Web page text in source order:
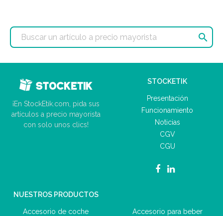

¡En StockEtik.com, pida sus
artículos a precio mayorista
con solo unos clics!
STOCKETIK
Presentación
Funcionamiento
Noticias
CGV
CGU
NUESTROS PRODUCTOS
Accesorio de coche
Accesorio para beber